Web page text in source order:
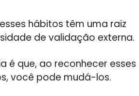
hábitos têm uma raiz
de validação externa.
é que, ao reconhecer esses
você pode mudá-los.